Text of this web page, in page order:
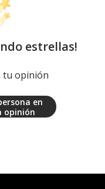
estrellas!
tu opinión
en
opinión